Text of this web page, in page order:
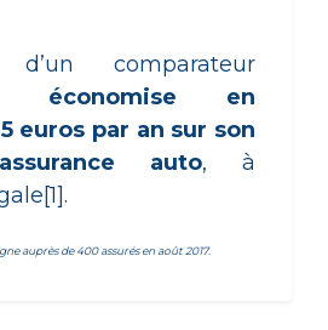
d’un comparateur
économise en
euros par an sur son
auto, à
auprès de 400 assurés en août 2017.